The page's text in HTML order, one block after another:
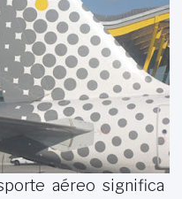
aéreo significa